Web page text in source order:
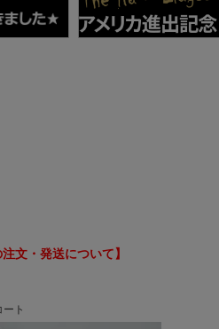
文・発送について】
ト